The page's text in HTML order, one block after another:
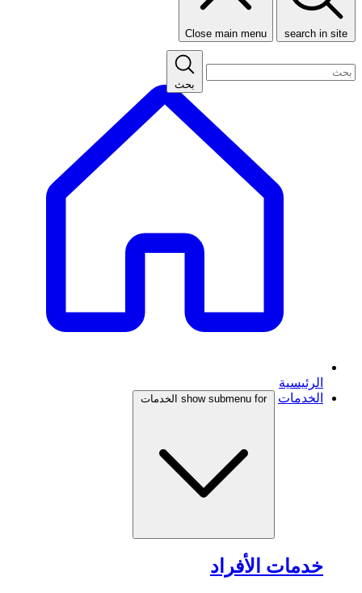
search in site
Close main menu
بحث
الرئيسية
الخدمات
show submenu for الخدمات
خدمات الأفراد